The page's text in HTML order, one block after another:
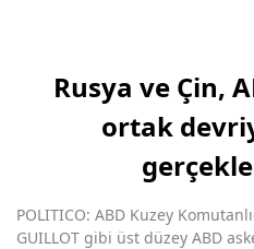
Rusya ve Çin,
ortak
POLITICO: ABD Kuzey
GUILLOT gibi üst düzey ABD